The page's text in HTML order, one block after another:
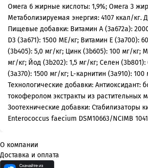
Омега 6 жирные кислоты: 1,9%; Омега 3
Метаболизируемая энергия: 4107 ккал/кг.
Пищевые добавки: Витамин А (3a672a):
D3 (3a671): 1500 МЕ/кг; Витамин Е (3a700):
(3b405): 5,0 мг/кг; Цинк (3b605): 100 мг/кг;
мг/кг; Йод (3b202): 1,5 мг/кг; Селен (3b801):
(3a370): 1500 мг/кг; L-карнитин (3a910): 100
Технологические добавки: Антиоксидант:
токоферолом экстракты из растительных
Зоотехнические добавки: Стабилизаторы
Enterococcus faecium DSM10663/NCIMB
О компании
Доставка и оплата